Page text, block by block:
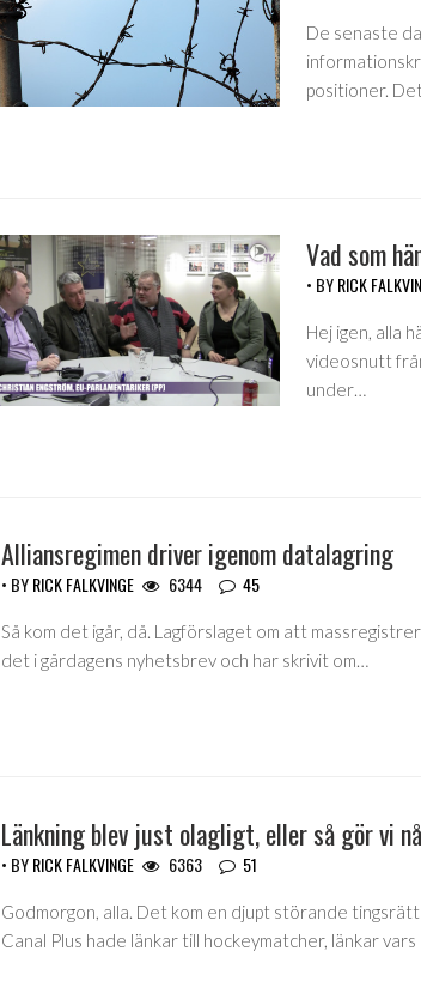
De senaste
positioner.
Vad som
• BYRICK
Hej igen, alla
videosnutt
under…
Alliansregimen driver igenom datalagring
• BYRICK FALKVINGE 6344 45
Så kom det igår, då. Lagförslaget om att
det i gårdagens nyhetsbrev och har skrivit om…
Länkning blev just olagligt, eller så gör vi
• BYRICK FALKVINGE 6363 51
Godmorgon, alla. Det kom en djupt störande
Canal Plus hade länkar till hockeymatcher, länkar vars